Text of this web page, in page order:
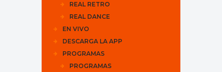
REAL RETRO
REAL DANCE
EN VIVO
DESCARGA LA APP
PROGRAMAS
PROGRAMAS